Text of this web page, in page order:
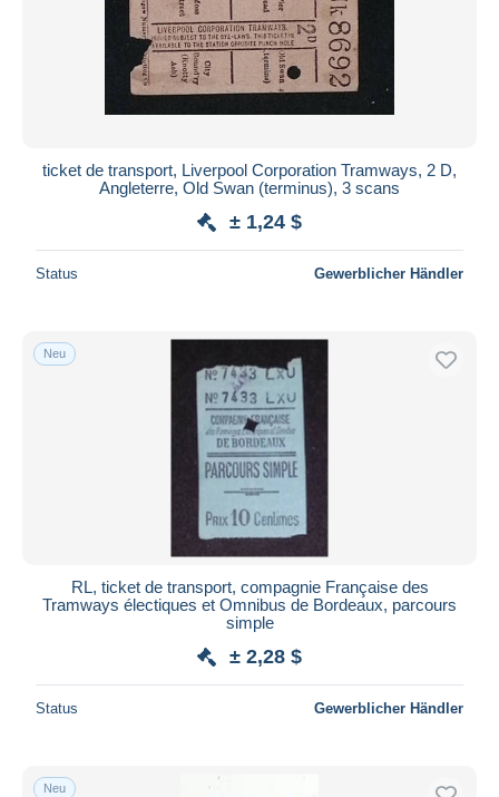
PayPal
Banküberweisung
Visa
Mastercard
Maestro
Gesamte Auswahl aufheben
Wohnsitz des Verkäufers
Übernehmen
ticket de transport, Liverpool Corporation Tramways, 2 D,
Angleterre, Old Swan (terminus), 3 scans
± 1,24 $
Status Gewerblicher Händler
Neu
RL, ticket de transport, compagnie Française des
Tramways électiques et Omnibus de Bordeaux, parcours
simple
± 2,28 $
Status Gewerblicher Händler
Neu